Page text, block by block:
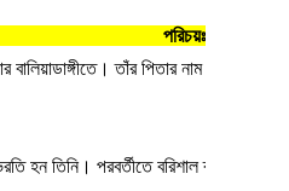
বালিয়াডাঙ্গীতে। তাঁর পিতার নাম প্রমথনাথ
হন তিনি। পরবর্তীতে বরিশাল